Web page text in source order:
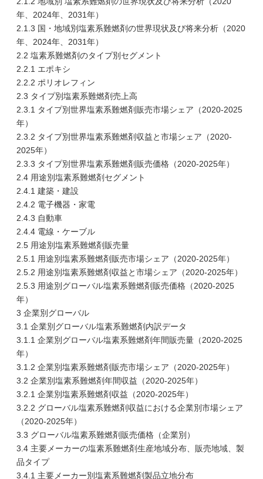
年、2024年、2031年）
2.1.3 国・地域別塩素系難燃剤の世界現状及び将来分析（2020
年、2024年、2031年）
2.2 塩素系難燃剤のタイプ別セグメント
2.2.1 エポキシ
2.2.2 ポリオレフィン
2.3 タイプ別塩素系難燃剤売上高
2.3.1 タイプ別世界塩素系難燃剤販売市場シェア（2020-2025
年）
2.3.2 タイプ別世界塩素系難燃剤収益と市場シェア（2020-
2025年）
2.3.3 タイプ別世界塩素系難燃剤販売価格（2020-2025年）
2.4 用途別塩素系難燃剤セグメント
2.4.1 建築・建設
2.4.2 電子機器・家電
2.4.3 自動車
2.4.4 電線・ケーブル
2.5 用途別塩素系難燃剤販売量
2.5.1 用途別塩素系難燃剤販売市場シェア（2020-2025年）
2.5.2 用途別塩素系難燃剤収益と市場シェア（2020-2025年）
2.5.3 用途別グローバル塩素系難燃剤販売価格（2020-2025
年）
3 企業別グローバル
3.1 企業別グローバル塩素系難燃剤内訳データ
3.1.1 企業別グローバル塩素系難燃剤年間販売量（2020-2025
年）
3.1.2 企業別塩素系難燃剤販売市場シェア（2020-2025年）
3.2 企業別塩素系難燃剤年間収益（2020-2025年）
3.2.1 企業別塩素系難燃剤収益（2020-2025年）
3.2.2 グローバル塩素系難燃剤収益における企業別市場シェア
（2020-2025年）
3.3 グローバル塩素系難燃剤販売価格（企業別）
3.4 主要メーカーの塩素系難燃剤生産地域分布、販売地域、製
品タイプ
3.4.1 主要メーカー別塩素系難燃剤製品立地分布